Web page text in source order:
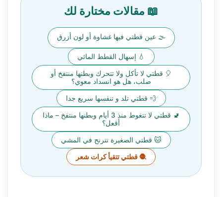
📖 مقالات مختارة لك
🌫️ عين قطتي فيها غشاوة أو لون أزرق
💧 إسهال القطط المائي
🎈 قطتي لا تأكل ولا تتحرك وبطنها منتفخ أو
صلب، هل هو انسداد معوي؟
💨 قطتي تلد و تنفسها سريع جدا
🚽 قطتي لا تتغوط منذ 3 أيام وبطنها منتفخ – ماذا
أفعل؟
🐱 قطتي الصغيرة تترنح في المشي
🧶 قطتي تتقيأ كرات شعر